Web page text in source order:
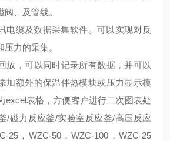
、及管线。
缆及数据采集软件。可以实现对反
力的采集。
放，可以同时记录所有数据，并可以
加额外的保温伴热模块或压力显示模
excel表格，方便客户进行二次图表处
/磁力反应釜/实验室反应釜/高压反应
25，WZC-50，WZC-100，WZC-25